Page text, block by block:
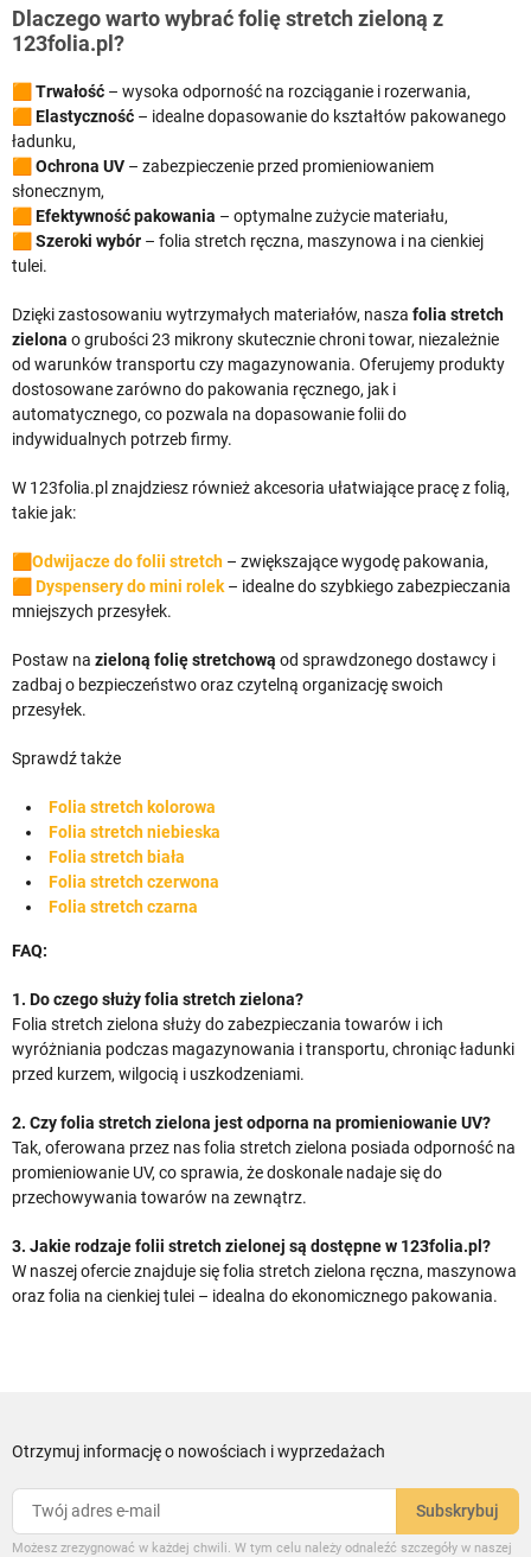
Dlaczego warto wybrać folię stretch zieloną z
123folia.pl?
🟧 Trwałość – wysoka odporność na rozciąganie i rozerwania,
🟧 Elastyczność – idealne dopasowanie do kształtów pakowanego
ładunku,
🟧 Ochrona UV – zabezpieczenie przed promieniowaniem
słonecznym,
🟧 Efektywność pakowania – optymalne zużycie materiału,
🟧 Szeroki wybór – folia stretch ręczna, maszynowa i na cienkiej
tulei.
Dzięki zastosowaniu wytrzymałych materiałów, nasza folia stretch
zielona o grubości 23 mikrony skutecznie chroni towar, niezależnie
od warunków transportu czy magazynowania. Oferujemy produkty
dostosowane zarówno do pakowania ręcznego, jak i
automatycznego, co pozwala na dopasowanie folii do
indywidualnych potrzeb firmy.
W 123folia.pl znajdziesz również akcesoria ułatwiające pracę z folią,
takie jak:
🟧 Odwijacze do folii stretch – zwiększające wygodę pakowania,
🟧 Dyspensery do mini rolek – idealne do szybkiego zabezpieczania
mniejszych przesyłek.
Postaw na zieloną folię stretchową od sprawdzonego dostawcy i
zadbaj o bezpieczeństwo oraz czytelną organizację swoich
przesyłek.
Sprawdź także
Folia stretch kolorowa
Folia stretch niebieska
Folia stretch biała
Folia stretch czerwona
Folia stretch czarna
FAQ:
1. Do czego służy folia stretch zielona?
Folia stretch zielona służy do zabezpieczania towarów i ich
wyróżniania podczas magazynowania i transportu, chroniąc ładunki
przed kurzem, wilgocią i uszkodzeniami.
2. Czy folia stretch zielona jest odporna na promieniowanie UV?
Tak, oferowana przez nas folia stretch zielona posiada odporność na
promieniowanie UV, co sprawia, że doskonale nadaje się do
przechowywania towarów na zewnątrz.
3. Jakie rodzaje folii stretch zielonej są dostępne w 123folia.pl?
W naszej ofercie znajduje się folia stretch zielona ręczna, maszynowa
oraz folia na cienkiej tulei – idealna do ekonomicznego pakowania.
Otrzymuj informację o nowościach i wyprzedażach
Możesz zrezygnować w każdej chwili. W tym celu należy odnaleźć szczegóły w naszej